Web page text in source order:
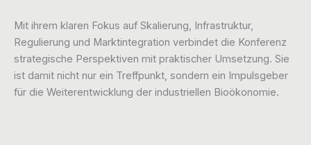
Mit ihrem klaren Fokus auf Skalierung, Infrastruktur,
Regulierung und Marktintegration verbindet die Konferenz
strategische Perspektiven mit praktischer Umsetzung. Sie
ist damit nicht nur ein Treffpunkt, sondern ein Impulsgeber
für die Weiterentwicklung der industriellen Bioökonomie.